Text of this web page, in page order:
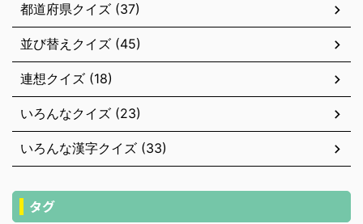
都道府県クイズ (37)
並び替えクイズ (45)
連想クイズ (18)
いろんなクイズ (23)
いろんな漢字クイズ (33)
タグ